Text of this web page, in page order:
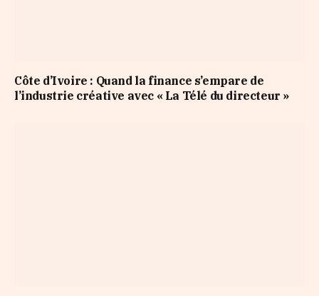
Côte d’Ivoire : Quand la finance s’empare de
l’industrie créative avec « La Télé du directeur »